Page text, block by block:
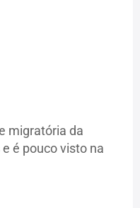
migratória da
é pouco visto na